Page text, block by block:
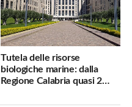
Tutela delle risorse
biologiche marine: dalla
Regione Calabria quasi 2